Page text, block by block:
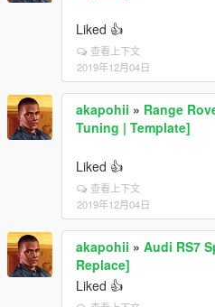
Liked 👍
查看上下文
2019年12月04日
akapohii » Range
Tuning | Template]
Liked 👍
查看上下文
2019年12月04日
akapohii » Audi RS7
Replace]
Liked 👍